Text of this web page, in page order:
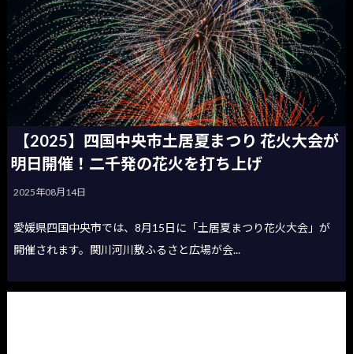
【2025】四国中央市土居夏まつり 花火大会が
明日開催！二千発の花火を打ち上げ
2025年08月14日
愛媛県四国中央市では、8月15日に「土居夏まつり花火大会」が
開催されます。関川河川敷ふるさと広場が会...